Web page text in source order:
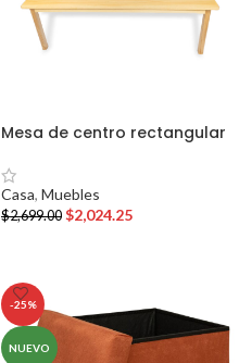
Mesa de centro rectangular
Casa, Muebles
$2,699.00 $2,024.25
-25%
NUEVO